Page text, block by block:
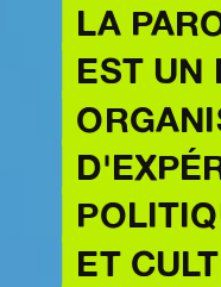
LA
EST UN
ET